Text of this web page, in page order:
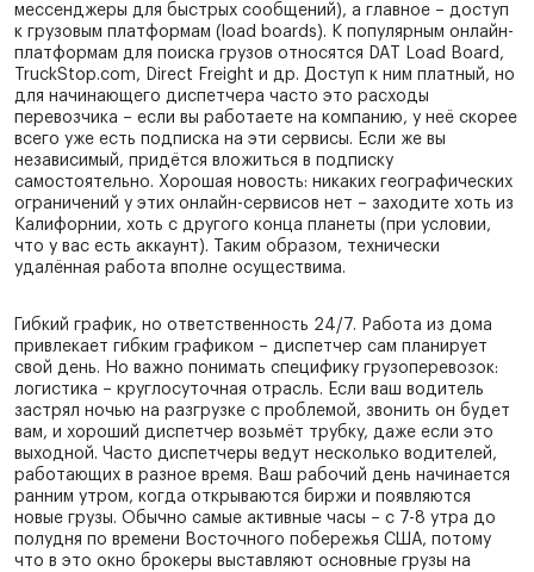
мессенджеры для быстрых сообщений), а главное – доступ
к грузовым платформам (load boards). К популярным онлайн-
платформам для поиска грузов относятся DAT Load Board,
TruckStop.com, Direct Freight и др. Доступ к ним платный, но
для начинающего диспетчера часто это расходы
перевозчика – если вы работаете на компанию, у неё скорее
всего уже есть подписка на эти сервисы. Если же вы
независимый, придётся вложиться в подписку
самостоятельно. Хорошая новость: никаких географических
ограничений у этих онлайн-сервисов нет – заходите хоть из
Калифорнии, хоть с другого конца планеты (при условии,
что у вас есть аккаунт). Таким образом, технически
удалённая работа вполне осуществима.
Гибкий график, но ответственность 24/7. Работа из дома
привлекает гибким графиком – диспетчер сам планирует
свой день. Но важно понимать специфику грузоперевозок:
логистика – круглосуточная отрасль. Если ваш водитель
застрял ночью на разгрузке с проблемой, звонить он будет
вам, и хороший диспетчер возьмёт трубку, даже если это
выходной. Часто диспетчеры ведут несколько водителей,
работающих в разное время. Ваш рабочий день начинается
ранним утром, когда открываются биржи и появляются
новые грузы. Обычно самые активные часы – с 7-8 утра до
полудня по времени Восточного побережья США, потому
что в это окно брокеры выставляют основные грузы на